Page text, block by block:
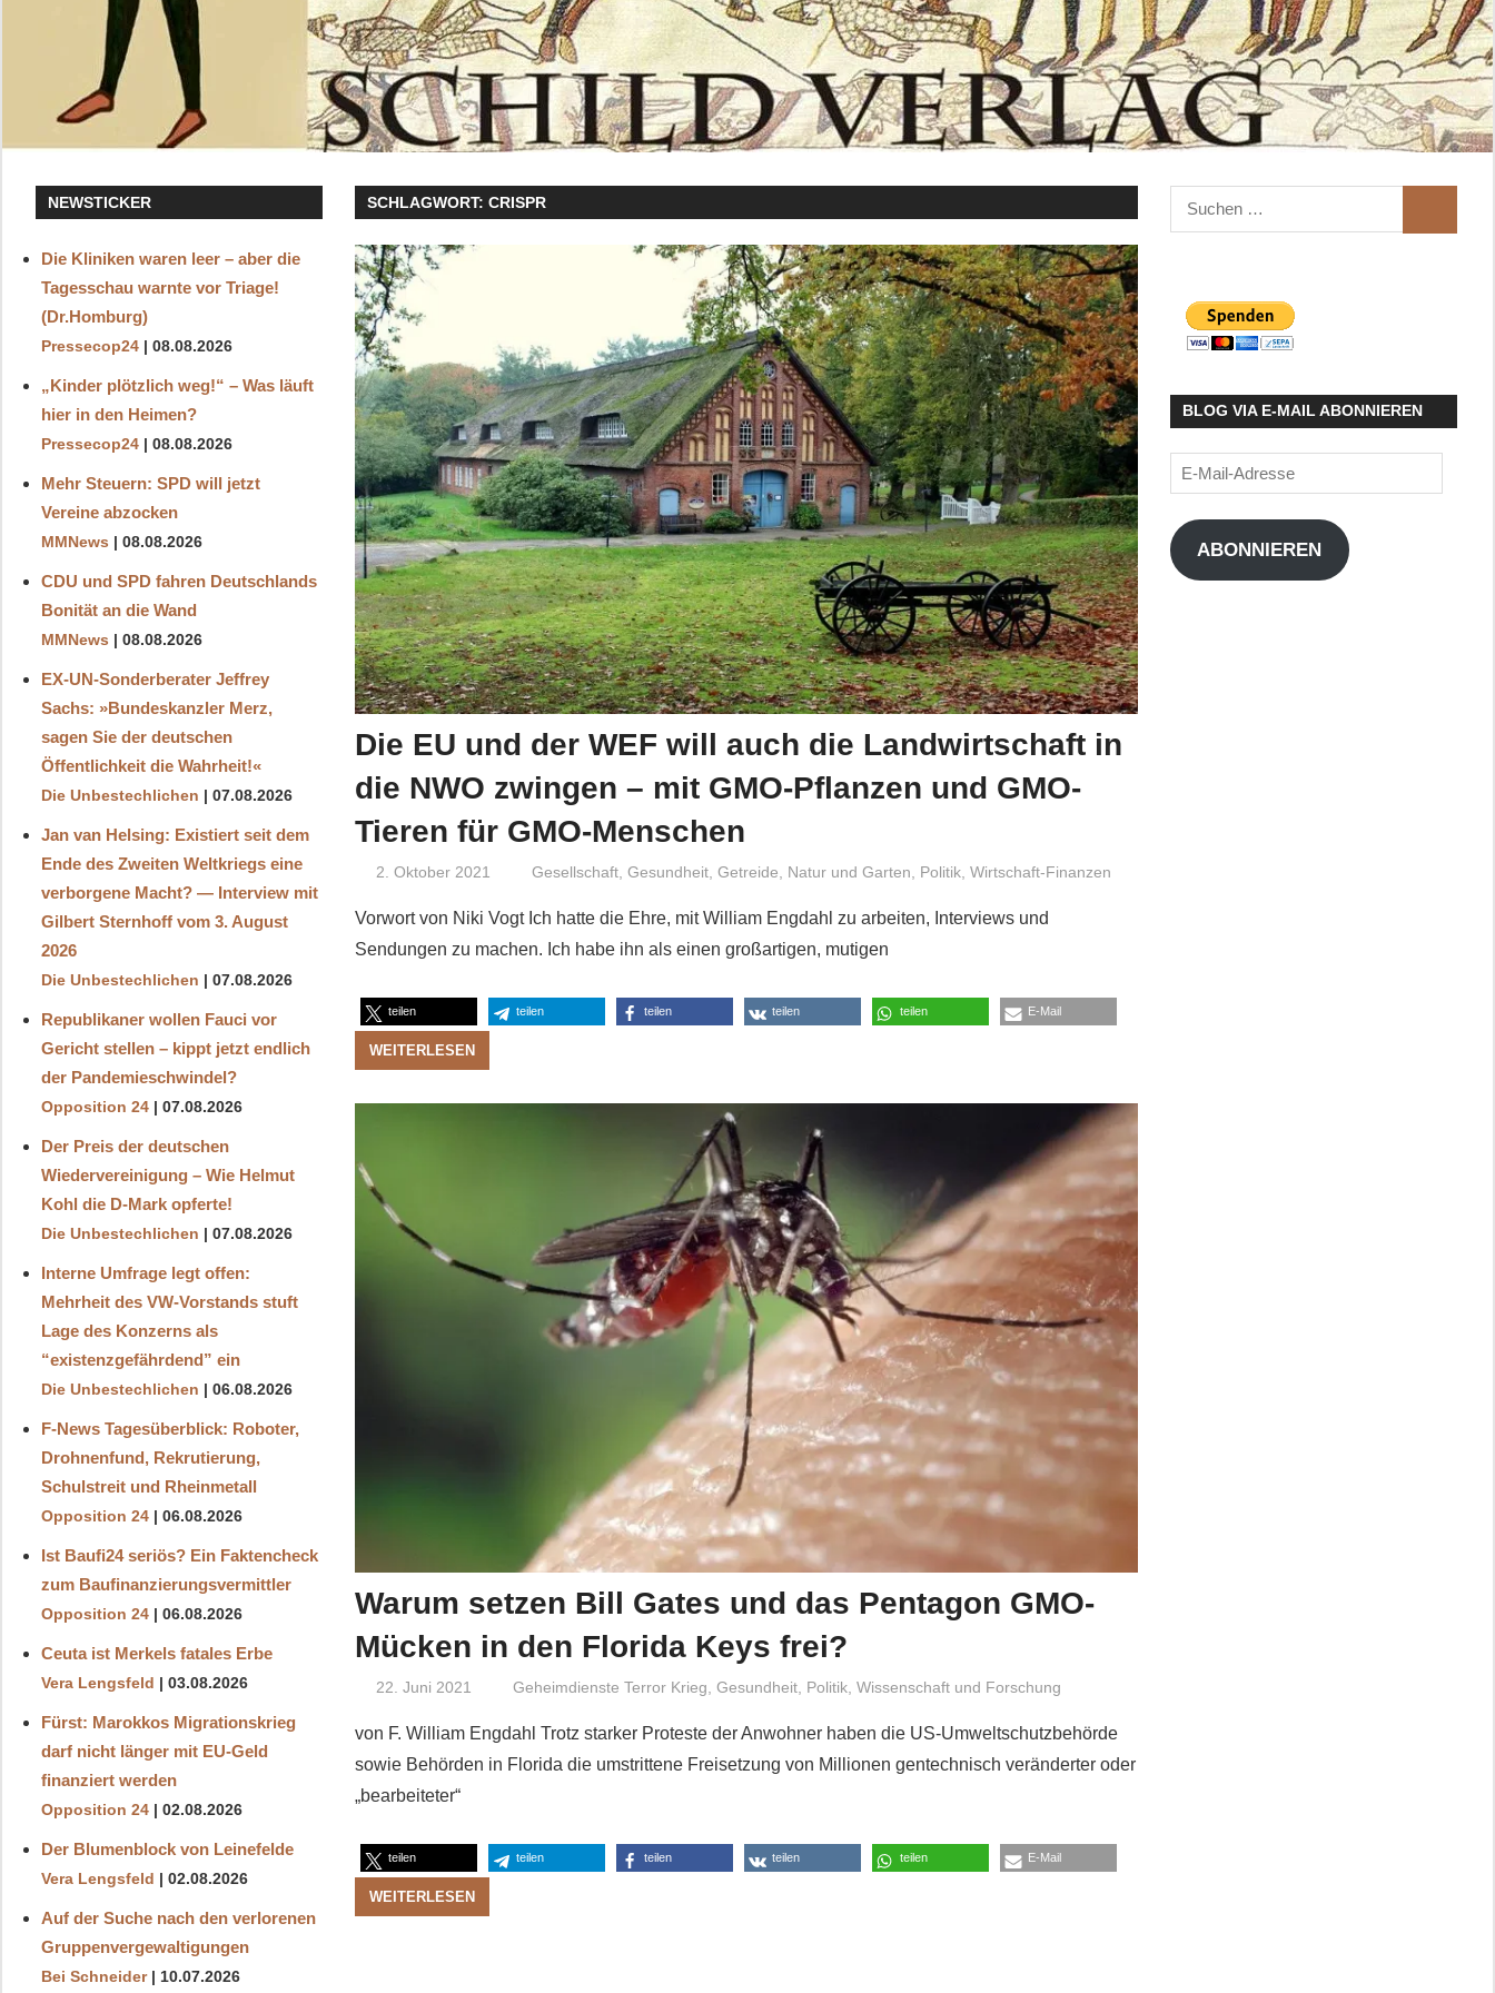
SCHLAGWORT:CRISPR
Die EU und der WEF will auch die Landwirtschaft in
die NWO zwingen – mit GMO-Pflanzen und GMO-
Tieren für GMO-Menschen
2. Oktober 2021 Niki Vogt
Gesellschaft, Gesundheit, Getreide Natur und Garten Politik, Wirtschaft-Finanzen
Vorwort von Niki Vogt Ich hatte die Ehre, mit William Engdahl zu arbeiten, Interviews und
Sendungen zu machen. Ich habe ihn als einen großartigen, mutigen
teilen teilen teilen teilen teilen E-Mail
WEITERLESEN
Warum setzen Bill Gates und das Pentagon GMO-
Mücken in den Florida Keys frei?
22. Juni 2021 Niki Vogt
Geheimdienste Terror Krieg, Gesundheit, Politik, Wissenschaft und Forschung
von F. William Engdahl Trotz starker Proteste der Anwohner haben die US-Umweltschutzbehörde
sowie Behörden in Florida die umstrittene Freisetzung von Millionen gentechnisch veränderter oder
„bearbeiteter“
teilen teilen teilen teilen teilen E-Mail
WEITERLESEN
NEWSTICKER
Die Kliniken waren leer – aber die
Tagesschau warnte vor Triage!
(Dr.Homburg)
Pressecop24 08.08.2026
„Kinder plötzlich weg!“ – Was läuft
hier in den Heimen?
Pressecop24 08.08.2026
Mehr Steuern: SPD will jetzt
Vereine abzocken
MMNews 08.08.2026
CDU und SPD fahren Deutschlands
Bonität an die Wand
MMNews 08.08.2026
EX-UN-Sonderberater Jeffrey
Sachs: »Bundeskanzler Merz,
sagen Sie der deutschen
Öffentlichkeit die Wahrheit!«
Die Unbestechlichen 07.08.2026
Jan van Helsing: Existiert seit dem
Ende des Zweiten Weltkriegs eine
verborgene Macht? — Interview mit
Gilbert Sternhoff vom 3. August
2026
Die Unbestechlichen 07.08.2026
Republikaner wollen Fauci vor
Gericht stellen – kippt jetzt endlich
der Pandemieschwindel?
Opposition 24 07.08.2026
Der Preis der deutschen
Wiedervereinigung – Wie Helmut
Kohl die D‑Mark opferte!
Die Unbestechlichen 07.08.2026
Interne Umfrage legt offen:
Mehrheit des VW-Vorstands stuft
Lage des Konzerns als
“existenzgefährdend” ein
Die Unbestechlichen 06.08.2026
F-News Tagesüberblick: Roboter,
Drohnenfund, Rekrutierung,
Schulstreit und Rheinmetall
Opposition 24 06.08.2026
Ist Baufi24 seriös? Ein Faktencheck
zum Baufinanzierungsvermittler
Opposition 24 06.08.2026
Ceuta ist Merkels fatales Erbe
Vera Lengsfeld 03.08.2026
Fürst: Marokkos Migrationskrieg
darf nicht länger mit EU-Geld
finanziert werden
Opposition 24 02.08.2026
Der Blumenblock von Leinefelde
Vera Lengsfeld 02.08.2026
Auf der Suche nach den verlorenen
Gruppenvergewaltigungen
Bei Schneider 10.07.2026
Suchen
nach:
BLOG VIA E-MAIL ABONNIEREN
E-
Mail-
Adresse
ABONNIEREN